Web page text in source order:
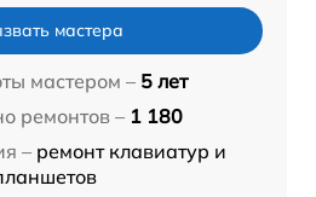
мастера
мастером – 5 лет
ремонтов – 1 180
– ремонт клавиатур и